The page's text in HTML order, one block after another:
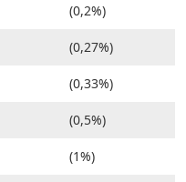
(0,2%)
(0,27%)
(0,33%)
(0,5%)
(1%)